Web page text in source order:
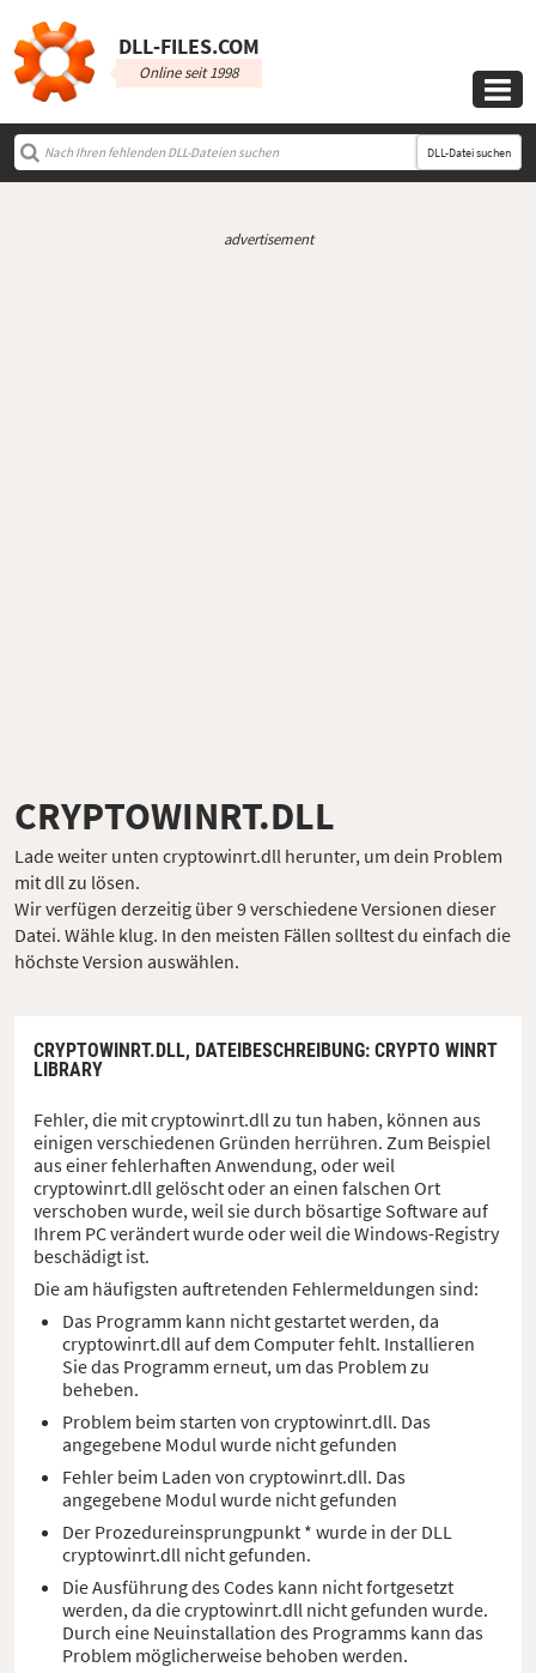
DLL‑FILES.COM
Online seit 1998

DLL-Datei suchen
advertisement
CRYPTOWINRT.DLL
Lade weiter unten cryptowinrt.dll herunter, um dein Problem
mit dll zu lösen.
Wir verfügen derzeitig über 9 verschiedene Versionen dieser
Datei. Wähle klug. In den meisten Fällen solltest du einfach die
höchste Version auswählen.
CRYPTOWINRT.DLL, DATEIBESCHREIBUNG: CRYPTO WINRT
LIBRARY
Fehler, die mit cryptowinrt.dll zu tun haben, können aus
einigen verschiedenen Gründen herrühren. Zum Beispiel
aus einer fehlerhaften Anwendung, oder weil
cryptowinrt.dll gelöscht oder an einen falschen Ort
verschoben wurde, weil sie durch bösartige Software auf
Ihrem PC verändert wurde oder weil die Windows-Registry
beschädigt ist.
Die am häufigsten auftretenden Fehlermeldungen sind:
Das Programm kann nicht gestartet werden, da
cryptowinrt.dll auf dem Computer fehlt. Installieren
Sie das Programm erneut, um das Problem zu
beheben.
Problem beim starten von cryptowinrt.dll. Das
angegebene Modul wurde nicht gefunden
Fehler beim Laden von cryptowinrt.dll. Das
angegebene Modul wurde nicht gefunden
Der Prozedureinsprungpunkt * wurde in der DLL
cryptowinrt.dll nicht gefunden.
Die Ausführung des Codes kann nicht fortgesetzt
werden, da die cryptowinrt.dll nicht gefunden wurde.
Durch eine Neuinstallation des Programms kann das
Problem möglicherweise behoben werden.